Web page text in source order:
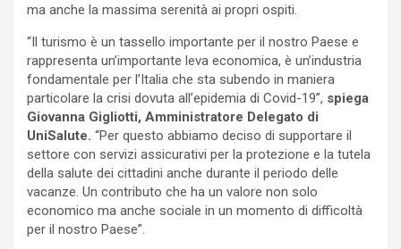
ma anche la massima serenità ai propri ospiti.
“Il turismo è un tassello importante per il nostro Paese e
rappresenta un’importante leva economica, è un’industria
fondamentale per l’Italia che sta subendo in maniera
particolare la crisi dovuta all’epidemia di Covid-19”, spiega
Giovanna Gigliotti, Amministratore Delegato di
UniSalute. “Per questo abbiamo deciso di supportare il
settore con servizi assicurativi per la protezione e la tutela
della salute dei cittadini anche durante il periodo delle
vacanze. Un contributo che ha un valore non solo
economico ma anche sociale in un momento di difficoltà
per il nostro Paese”.